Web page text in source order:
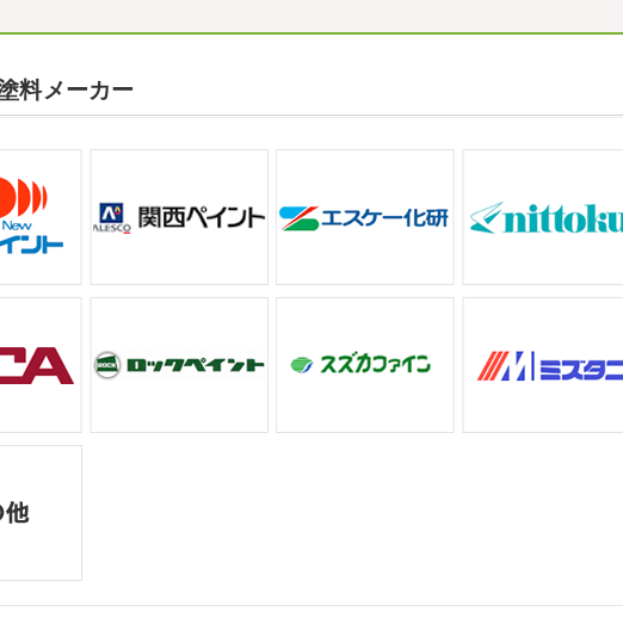
ご無沙汰しております
川でも雪が降りましたね近所の公園も雪が積もっていて子供たちは大 ...
2025/12/27
年末年始のお知らせ＊横浜・藤沢・寒川・小田原・茅ヶ崎外壁塗装専門店＊
高配を賜り、厚くお礼申し上げます。 さて、株式会社大野建装では年末年始の休
2025/11/18
みなさんこんにちは(#^.^#)インフルエンザが大流行していますが体調など崩し
シール帳
みなさんこんにちは(*^▽^*)だいぶ涼しくなって過ごしやすい陽気になってきま
大量発生!!!＊湘南の外壁塗装専門店＊
日曜日はちょっと寒かったです
ていたのですが、次の日に 身体中が痒い!! チンクイが大量発生している ...
2021/08/16
＊湘南の外壁塗装専門店＊
大変ご無沙汰しております 色々仕事が立て込みブログ更新出来ずでした
かわかりますか？ そうです マービスタでヨガからのスタート最高 ...
2021/06/28
サーフレッスン
＊湘南の外壁塗装専門店＊
久しぶりのサーフィンです!! まずはマービスタでストレッチ今日ははおちゃん
おはようございます
体がバキバキです伸ばすと気持ち～ はおちゃんも日に日に上達しています♡
料メーカー